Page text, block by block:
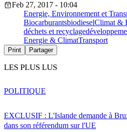
Feb 27, 2017 - 10:04
Energie, Environnement et
BiocarburantsbiodieselClimat &
déchets et recyclage
Energie & ClimatTransport
Print Partager
LES PLUS LUS
EXCLUSIF : L'Islande demande à
dans son référendum sur l'UE
POLITIQUE